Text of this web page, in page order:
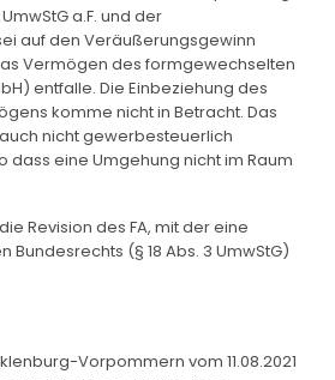
a.F. und der
auf den Veräußerungsgewinn
Vermögen des formgewechselten
entfalle. Die Einbeziehung des
komme nicht in Betracht. Das
nicht gewerbesteuerlich
dass eine Umgehung nicht im Raum
Revision des FA, mit der eine
Bundesrechts (§ 18 Abs. 3 UmwStG)
Vorpommern vom 11.08.2021